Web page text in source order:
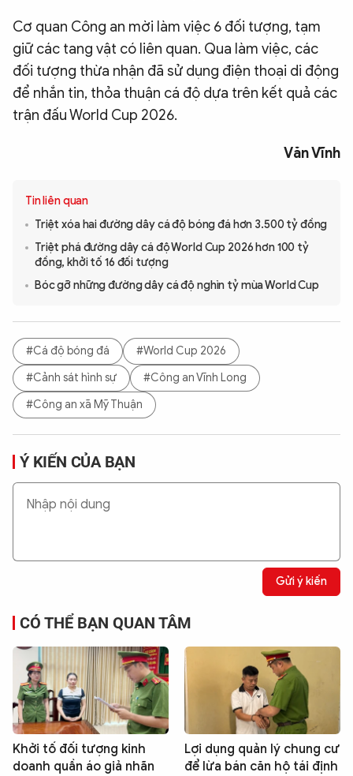
Cơ quan Công an mời làm việc 6 đối tượng, tạm
giữ các tang vật có liên quan. Qua làm việc, các
đối tượng thừa nhận đã sử dụng điện thoại di động
để nhắn tin, thỏa thuận cá độ dựa trên kết quả các
trận đấu World Cup 2026.
Văn Vĩnh
Tin liên quan
Triệt xóa hai đường dây cá độ bóng đá hơn 3.500 tỷ đồng
Triệt phá đường dây cá độ World Cup 2026 hơn 100 tỷ
đồng, khởi tố 16 đối tượng
Bóc gỡ những đường dây cá độ nghìn tỷ mùa World Cup
#Cá độ bóng đá
#World Cup 2026
#Cảnh sát hình sự
#Công an Vĩnh Long
#Công an xã Mỹ Thuận
Ý KIẾN CỦA BẠN
Gửi ý kiến
CÓ THỂ BẠN QUAN TÂM
Khởi tố đối tượng kinh
doanh quần áo giả nhãn
Lợi dụng quản lý chung cư
để lừa bán căn hộ tái định